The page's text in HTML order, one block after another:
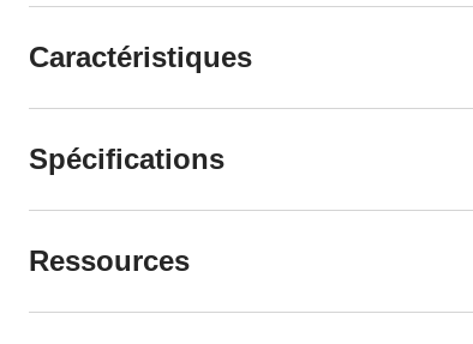
Caractéristiques
Spécifications
Ressources